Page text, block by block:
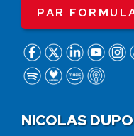
PAR
NICOLAS